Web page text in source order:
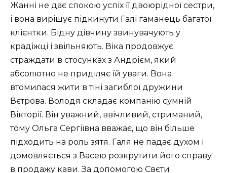
Жанні не дає спокою успіх її двоюрідної сестри,
і вона вирішує підкинути Галі гаманець багатої
клієнтки. Бідну дівчину звинувачують у
крадіжці і звільняють. Віка продовжує
страждати в стосунках з Андрієм, який
абсолютно не приділяє їй уваги. Вона
втомилася жити в тіні загиблої дружини
Вєтрова. Володя складає компанію сумній
Вікторії. Він уважний, ввічливий, стриманий,
тому Ольга Сергіївна вважає, що він більше
підходить на роль зятя. Галя не падає духом і
домовляється з Васею розкрутити його справу
в продажу кави. За допомогою Свєти